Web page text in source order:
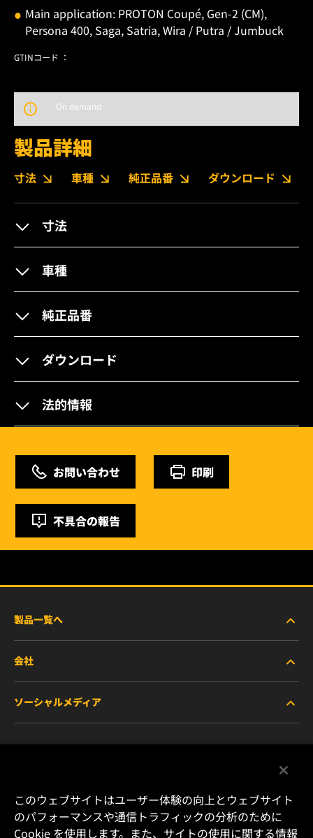
Main application: PROTON Coupé, Gen-2 (CM),
Persona 400, Saga, Satria, Wira / Putra / Jumbuck
GTINコード ：
On demand
製品詳細
寸法 車種 純正品番 ダウンロード
寸法
車種
純正品番
ダウンロード
法的情報
お問い合わせ 印刷
不具合の報告
製品一覧へ
商用車および建機・農機・産業用途車両
乗用車および小型トラック
特殊用途向けフィルター
会社
WIXについて
リソース
キャリア
ソーシャルメディア
Instagram
このウェブサイトはユーザー体験の向上とウェブサイト
のパフォーマンスや通信トラフィックの分析のために
Cookie を使用します。また、サイトの使用に関する情報